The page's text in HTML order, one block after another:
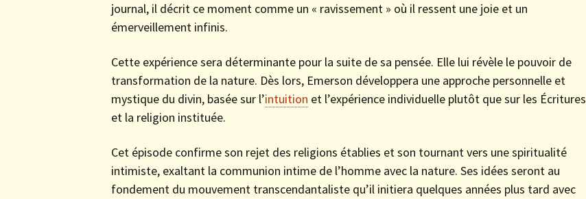
journal, il décrit ce moment comme un « ravissement » où il ressent une joie et un
émerveillement infinis.
Cette expérience sera déterminante pour la suite de sa pensée. Elle lui révèle le pouvoir de
transformation de la nature. Dès lors, Emerson développera une approche personnelle et
mystique du divin, basée sur l’intuition et l’expérience individuelle plutôt que sur les Écritures
et la religion instituée.
Cet épisode confirme son rejet des religions établies et son tournant vers une spiritualité
intimiste, exaltant la communion intime de l’homme avec la nature. Ses idées seront au
fondement du mouvement transcendantaliste qu’il initiera quelques années plus tard avec